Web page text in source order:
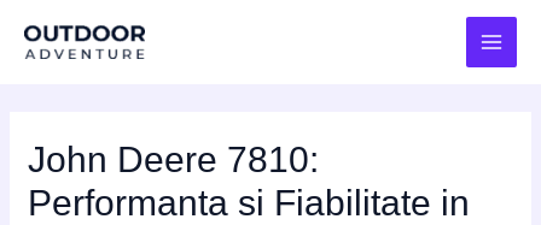
John Deere 7810:
Performanta si Fiabilitate in
navigation